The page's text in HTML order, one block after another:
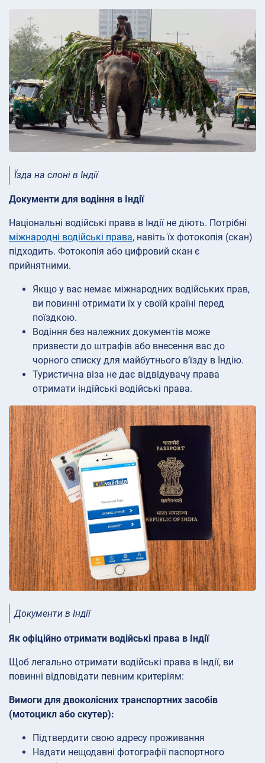
Їзда на слоні в Індії
Документи для водіння в Індії
Національні водійські права в Індії не діють. Потрібні
міжнародні водійські права, навіть їх фотокопія (скан)
підходить. Фотокопія або цифровий скан є
прийнятними.
Якщо у вас немає міжнародних водійських прав,
ви повинні отримати їх у своїй країні перед
поїздкою.
Водіння без належних документів може
призвести до штрафів або внесення вас до
чорного списку для майбутнього в’їзду в Індію.
Туристична віза не дає відвідувачу права
отримати індійські водійські права.
Документи в Індії
Як офіційно отримати водійські права в Індії
Щоб легально отримати водійські права в Індії, ви
повинні відповідати певним критеріям:
Вимоги для двоколісних транспортних засобів
(мотоцикл або скутер):
Підтвердити свою адресу проживання
Надати нещодавні фотографії паспортного